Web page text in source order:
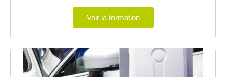
Voir la formation